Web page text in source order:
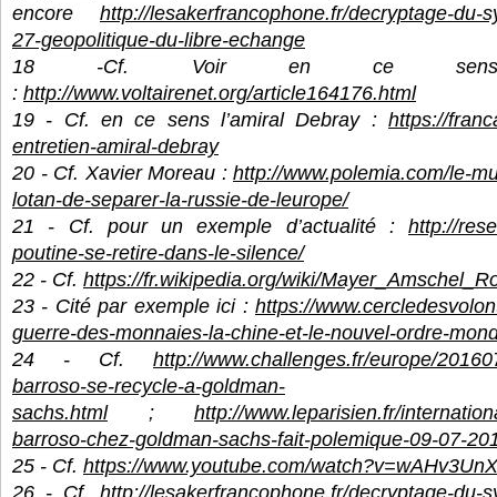
encore http://lesakerfrancophone.fr/decryptage-du-
27-geopolitique-du-libre-echange
18 -Cf. Voir en ce sens,
: http://www.voltairenet.org/article164176.html
19 - Cf. en ce sens l’amiral Debray : https://
entretien-amiral-debray
20 - Cf. Xavier Moreau : http://www.polemia.com/le-
lotan-de-separer-la-russie-de-leurope/
21 - Cf. pour un exemple d’actualité : http://
poutine-se-retire-dans-le-silence/
22 - Cf. https://fr.wikipedia.org/wiki/
23 - Cité par exemple ici : https://
guerre-des-monnaies-la-chine-et-le-nouvel-ordre-
24 - Cf. http://www.challenges.fr/europe/
barroso-se-recycle-a-goldman-
sachs.html; http://www.leparisien.fr/
barroso-chez-goldman-sachs-fait-polemique-09-07-
25 - Cf. https://www.youtube.com/